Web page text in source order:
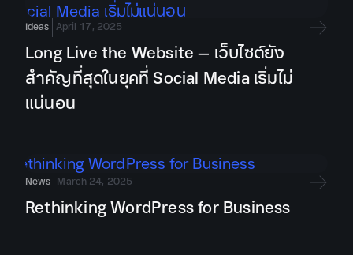
Ideas April 17, 2025
Long Live the Website – เว็บไซต์ยัง
สำคัญที่สุดในยุคที่ Social Media เริ่มไม่
แน่นอน
News March 24, 2025
Rethinking WordPress for Business